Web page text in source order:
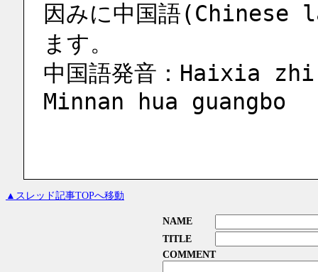
因みに中国語(Chinese
ます。
中国語発音：Haixia
Minnan hua guangbo
▲スレッド記事TOPへ移動
NAME
TITLE
COMMENT